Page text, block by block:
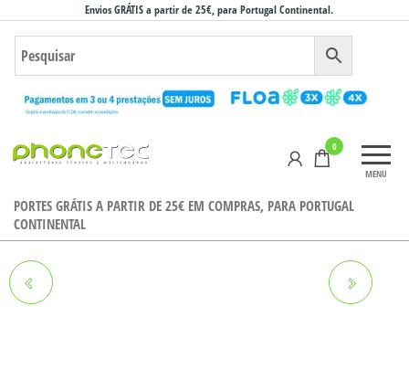
para
conteúdo
Envios GRÁTIS a partir de 25€, para Portugal Continental.
Online
MENU
0
PORTES GRÁTIS A PARTIR DE 25€ EM COMPRAS, PARA PORTUGAL
CONTINENTAL